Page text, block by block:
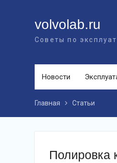
volvolab.ru
Советы по
Новости
Главная Статьи
Полировка